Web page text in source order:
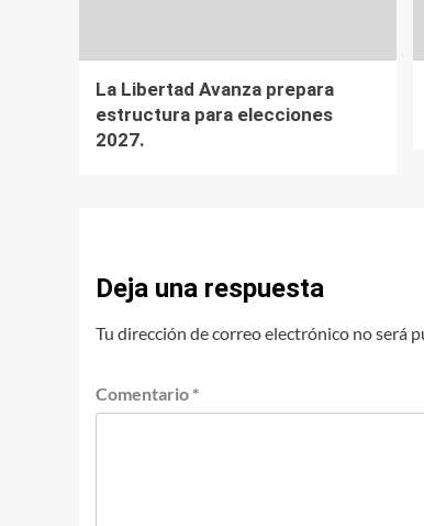
La Libertad Avanza prepara
estructura para elecciones
2027.
Deja una respuesta
Tu dirección de correo electrónico no será
Comentario *